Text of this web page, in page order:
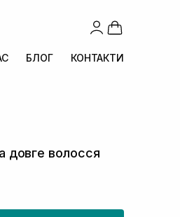
БЛОГ КОНТАКТИ
довге волосся